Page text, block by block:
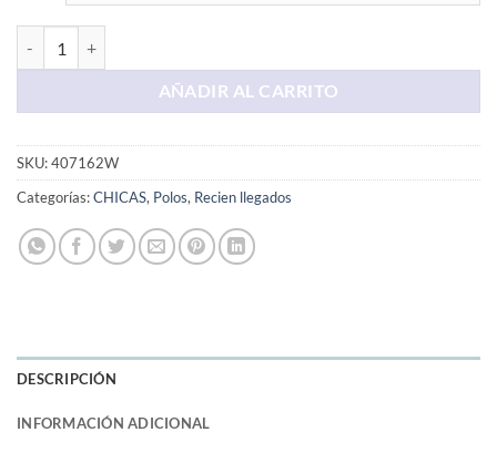
AÑADIR AL CARRITO
SKU:407162W
Categorías:CHICAS, Polos, Recien llegados
DESCRIPCIÓN
INFORMACIÓN ADICIONAL